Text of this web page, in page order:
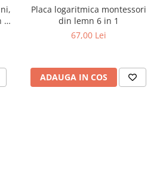
-
Placa logaritmica montessori
din lemn 6 in 1
67,00 Lei
ADAUGA IN COS